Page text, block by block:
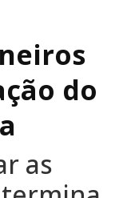
do
as